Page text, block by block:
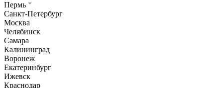
Пермь
Санкт-Петербург
Москва
Челябинск
Самара
Калининград
Воронеж
Екатеринбург
Ижевск
Краснодар